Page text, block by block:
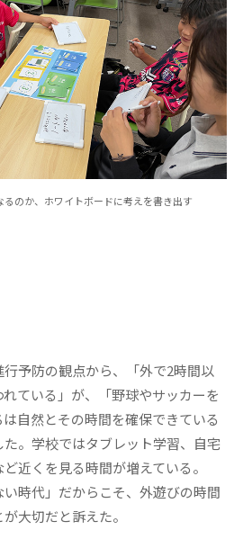
るのか、ホワイトボードに考えを書き出す
予防の観点から、「外で2時間以
れている」が、「野球やサッカーを
自然とその時間を確保できている
。学校ではタブレット学習、自宅
近くを見る時間が増えている。
い時代」だからこそ、外遊びの時間
大切だと訴えた。